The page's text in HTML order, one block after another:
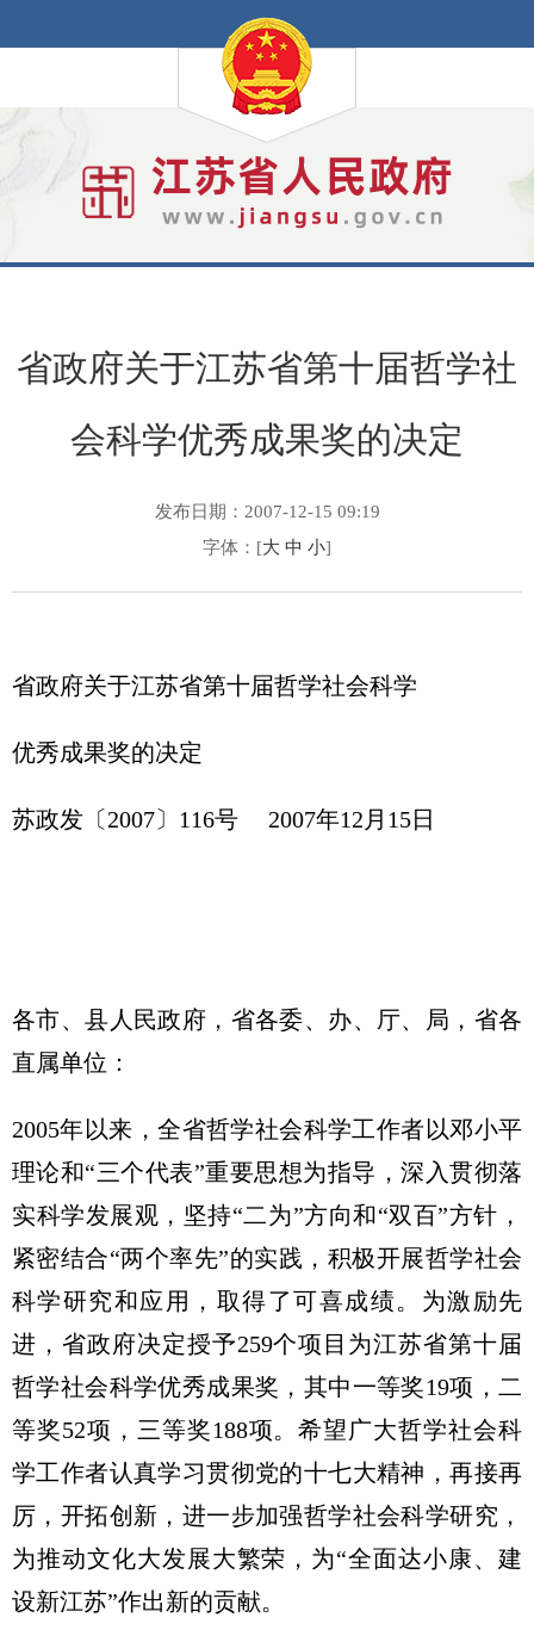
省政府关于江苏省第十届哲学社
会科学优秀成果奖的决定
发布日期：2007-12-15 09:19
字体：[大 中 小]
省政府关于江苏省第十届哲学社会科学
优秀成果奖的决定
苏政发〔2007〕116号 2007年12月15日
各市、县人民政府，省各委、办、厅、局，省各
直属单位：
2005年以来，全省哲学社会科学工作者以邓小平
理论和“三个代表”重要思想为指导，深入贯彻落
实科学发展观，坚持“二为”方向和“双百”方针，
紧密结合“两个率先”的实践，积极开展哲学社会
科学研究和应用，取得了可喜成绩。为激励先
进，省政府决定授予259个项目为江苏省第十届
哲学社会科学优秀成果奖，其中一等奖19项，二
等奖52项，三等奖188项。希望广大哲学社会科
学工作者认真学习贯彻党的十七大精神，再接再
厉，开拓创新，进一步加强哲学社会科学研究，
为推动文化大发展大繁荣，为“全面达小康、建
设新江苏”作出新的贡献。